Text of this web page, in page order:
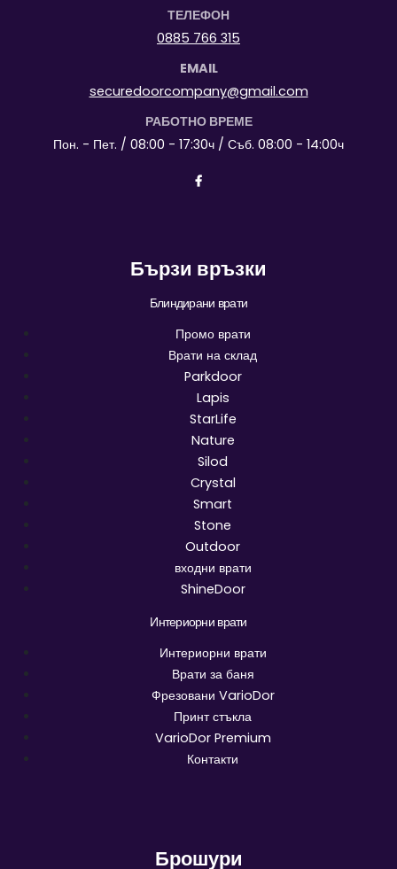
ТЕЛЕФОН
0885 766 315
EMAIL
securedoorcompany@gmail.com
РАБОТНО ВРЕМЕ
Пон. - Пет. / 08:00 - 17:30ч / Съб. 08:00 - 14:00ч
Бързи връзки
Блиндирани врати
Промо врати
Врати на склад
Parkdoor
Lapis
StarLife
Nature
Silod
Crystal
Smart
Stone
Outdoor
входни врати
ShineDoor
Интериорни врати
Интериорни врати
Врати за баня
Фрезовани VarioDor
Принт стъкла
VarioDor Premium
Контакти
Брошури